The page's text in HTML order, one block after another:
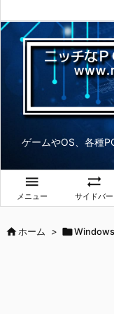
ゲームやOS、各種

メニュー

サイドバー
ホーム > 